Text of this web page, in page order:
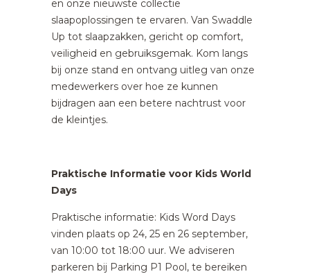
en onze nieuwste collectie
slaapoplossingen te ervaren. Van Swaddle
Up tot slaapzakken, gericht op comfort,
veiligheid en gebruiksgemak. Kom langs
bij onze stand en ontvang uitleg van onze
medewerkers over hoe ze kunnen
bijdragen aan een betere nachtrust voor
de kleintjes.
Praktische Informatie voor Kids World
Days
Praktische informatie: Kids Word Days
vinden plaats op 24, 25 en 26 september,
van 10:00 tot 18:00 uur. We adviseren
parkeren bij Parking P1 Pool, te bereiken